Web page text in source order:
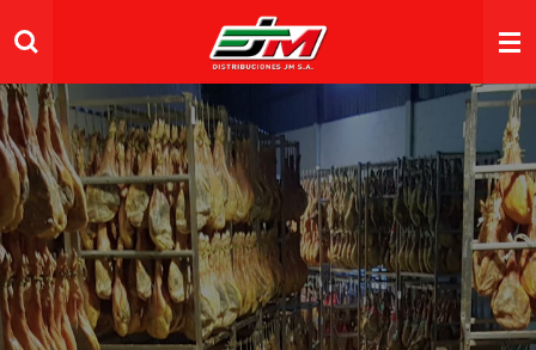
al
principal